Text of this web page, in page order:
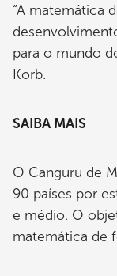
“A matemática
para o mundo
Korb.
SAIBA MAIS
O Canguru de
90 países por
e médio. O
matemática de